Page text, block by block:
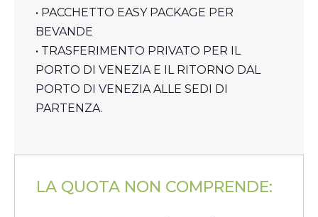
• PACCHETTO EASY PACKAGE PER
BEVANDE
• TRASFERIMENTO PRIVATO PER IL
PORTO DI VENEZIA E IL RITORNO DAL
PORTO DI VENEZIA ALLE SEDI DI
PARTENZA.
LA QUOTA NON COMPRENDE: